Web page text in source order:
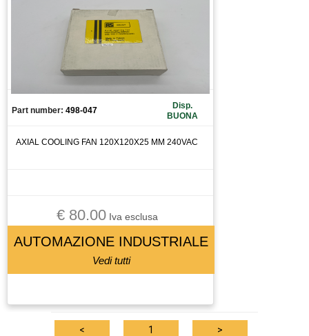
CANALIZZAZIONE
CAPICORDA
CAVO
CHIUSURA PNEUMATICA
CHIUSURA PNEUMATICAA
CIABATTA DI CONNESSIONE
CIRCUITO STAMPATO
Part number: 498-047
Disp.
BUONA
AXIAL COOLING FAN 120X120X25 MM 240VAC
€ 80.00Iva esclusa
AUTOMAZIONE INDUSTRIALE
Vedi tutti
< 1 >